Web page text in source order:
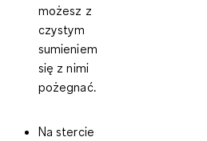
możesz z
czystym
sumieniem
się z nimi
pożegnać.
Na stercie